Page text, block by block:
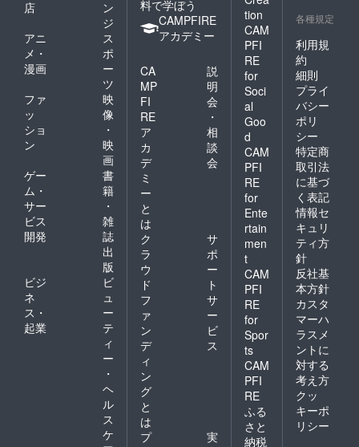
店
ン
ジ
アニ
メ・
漫画
ス
ポ
ー
ツ
ファ
ッ
ショ
ン
映
像
・
映
画
ゲー
ム・
サー
ビス
開発
書
籍
・
雑
誌
出
版
ビジ
ネ
ス・
起業
ビ
ュ
ー
テ
ィ
ー
・
ヘ
ル
ス
ケ
料で学ぼう
CAMPFIRE
アカデミー
CA
MP
FI
RE
ア
カ
デ
ミ
ー
と
は
説
明
会
・
相
談
会
ク
ラ
ウ
ド
フ
ァ
ン
デ
ィ
ン
グ
と
は
サ
ポ
ー
ト
サ
ー
ビ
ス
プ
実
tion
CAM
PFI
RE
for
Soci
al
Goo
d
CAM
PFI
RE
for
Ente
rtain
men
t
CAM
PFI
RE
for
Spor
ts
CAM
PFI
RE
ふる
さと
納税
各種規定
利用規
約
細則
プライ
バシー
ポリ
シー
特定商
取引法
に基づ
く表記
情報セ
キュリ
ティ方
針
反社基
本方針
カスタ
マーハ
ラスメ
ントに
対する
考え方
クッ
キーポ
リシー